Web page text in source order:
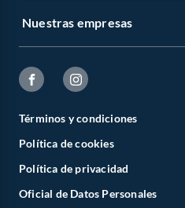
Nuestras empresas
Términos y condiciones
Política de cookies
Política de privacidad
Oficial de Datos Personales